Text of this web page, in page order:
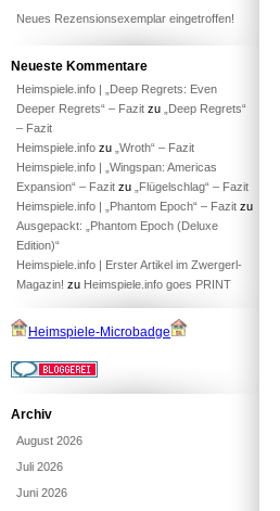
Neues Rezensionsexemplar eingetroffen!
Neueste Kommentare
Heimspiele.info | „Deep Regrets: Even
Deeper Regrets“ – Fazit zu
„Deep Regrets“
– Fazit
Heimspiele.info zu „Wroth“ – Fazit
Heimspiele.info | „Wingspan: Americas
Expansion“ – Fazit zu
„Flügelschlag“ – Fazit
Heimspiele.info | „Phantom Epoch“ – Fazit zu
Ausgepackt: „Phantom Epoch (Deluxe
Edition)“
Heimspiele.info | Erster Artikel im Zwergerl-
Magazin! zu Heimspiele.info goes PRINT
Heimspiele-Microbadge
Archiv
August 2026
Juli 2026
Juni 2026